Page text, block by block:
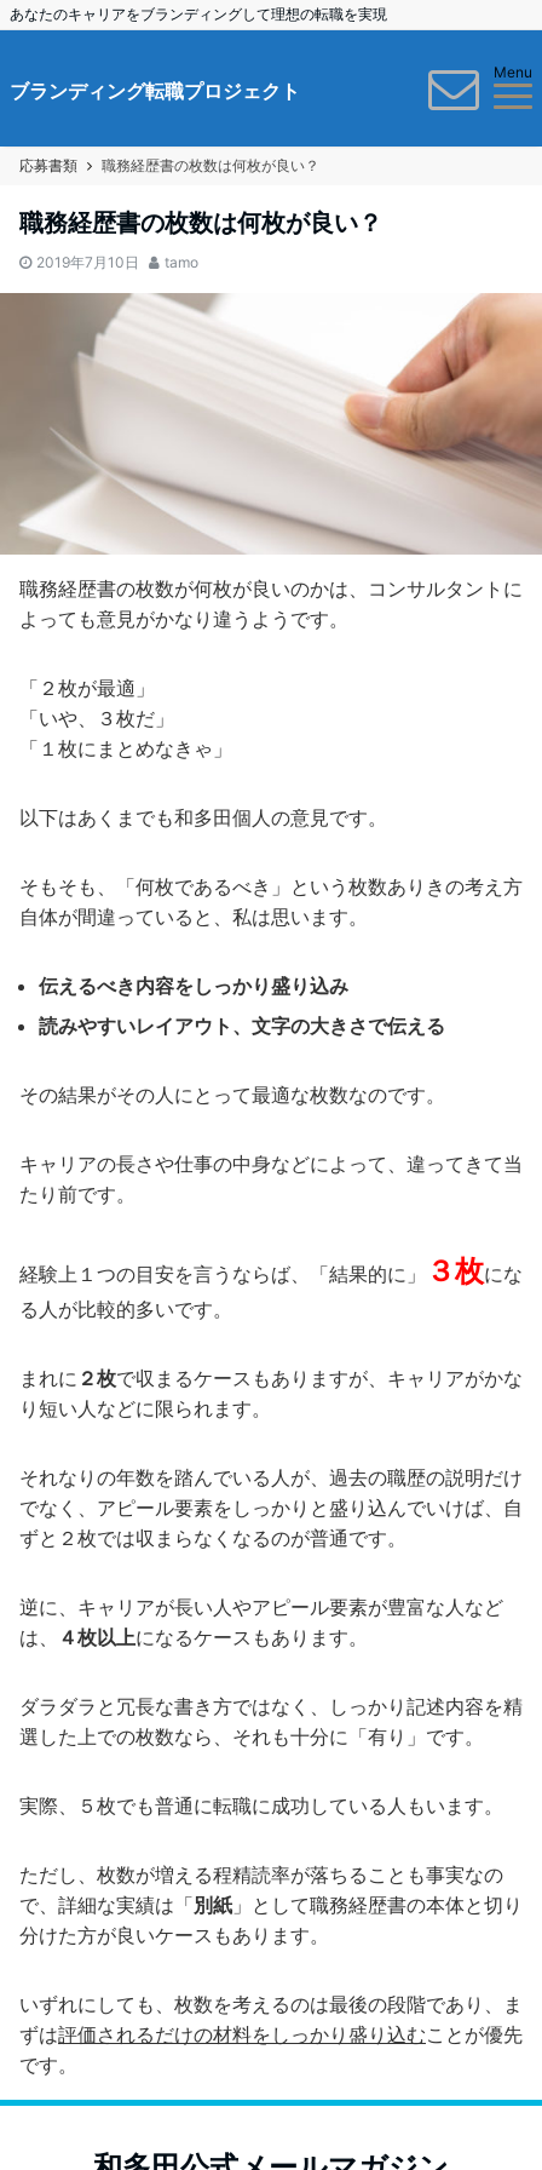
あなたのキャリアをブランディングして理想の転職を実現
ブランディング転職プロジェクト
Menu
応募書類 職務経歴書の枚数は何枚が良い？
職務経歴書の枚数は何枚が良い？
2019年7月10日 tamo
職務経歴書の枚数が何枚が良いのかは、コンサルタントに
よっても意見がかなり違うようです。
「２枚が最適」
「いや、３枚だ」
「１枚にまとめなきゃ」
以下はあくまでも和多田個人の意見です。
そもそも、「何枚であるべき」という枚数ありきの考え方
自体が間違っていると、私は思います。
伝えるべき内容をしっかり盛り込み
読みやすいレイアウト、文字の大きさで伝える
その結果がその人にとって最適な枚数なのです。
キャリアの長さや仕事の中身などによって、違ってきて当
たり前です。
経験上１つの目安を言うならば、「結果的に」 ３枚にな
る人が比較的多いです。
まれに ２枚で収まるケースもありますが、キャリアがかな
り短い人などに限られます。
それなりの年数を踏んでいる人が、過去の職歴の説明だけ
でなく、アピール要素をしっかりと盛り込んでいけば、自
ずと２枚では収まらなくなるのが普通です。
逆に、キャリアが長い人やアピール要素が豊富な人など
は、
４枚以上になるケースもあります。
ダラダラと冗長な書き方ではなく、しっかり記述内容を精
選した上での枚数なら、それも十分に「有り」です。
実際、５枚でも普通に転職に成功している人もいます。
ただし、枚数が増える程精読率が落ちることも事実なの
で、詳細な実績は「別紙 」として職務経歴書の本体と切り
分けた方が良いケースもあります。
いずれにしても、枚数を考えるのは最後の段階であり、ま
ずは評価されるだけの材料をしっかり盛り込むことが優先
です。